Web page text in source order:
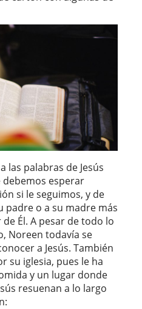
las palabras de Jesús
esperar
si le seguimos, y de
padre o a su madre más
Él. A pesar de todo lo
Noreen todavía se
a Jesús. También
su iglesia, pues le ha
y un lugar donde
resuenan a lo largo